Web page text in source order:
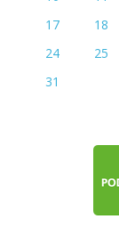
17
18
24
25
31